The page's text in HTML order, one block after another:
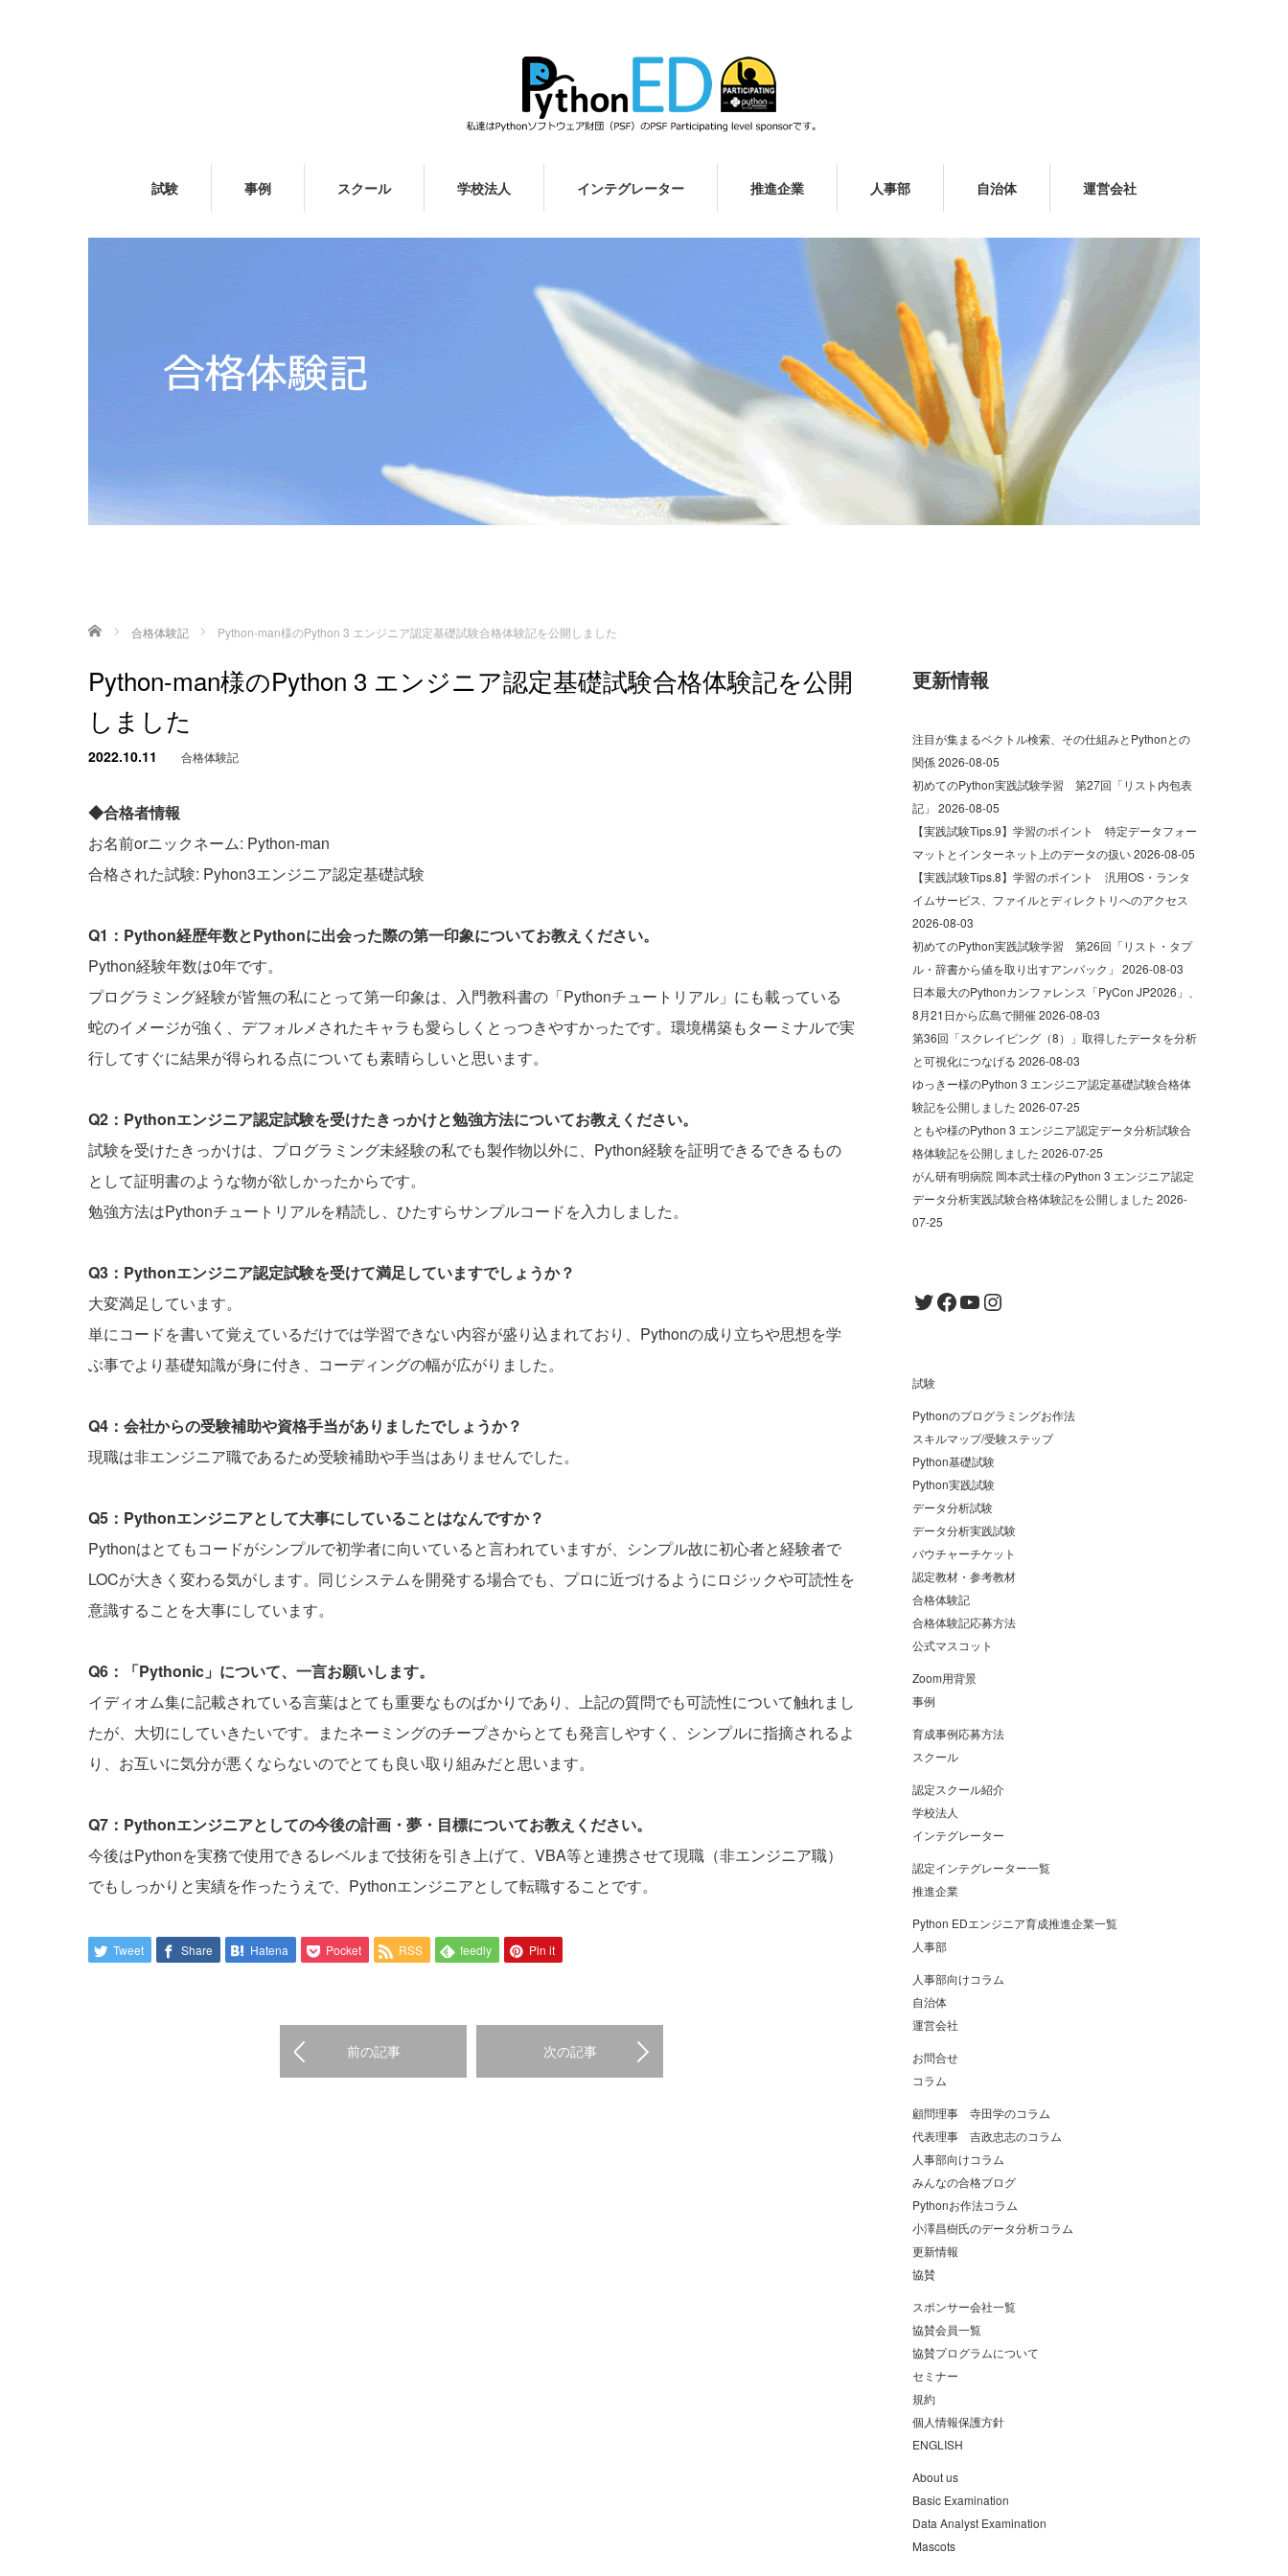
試験 事例 スクール 学校法人 インテグレーター 推進企業 人事部 自治体 運営会社
ホーム 合格体験記 Python-man様のPython 3 エンジニア認定基礎試験合格体験記を公開しました
Python-man様のPython 3 エンジニア認定基礎試験合格体験記を公開
しました
2022.10.11 合格体験記
◆合格者情報
お名前orニックネーム: Python-man
合格された試験: Pyhon3エンジニア認定基礎試験
Q1：Python経歴年数とPythonに出会った際の第一印象についてお教えください。
Python経験年数は0年です。
プログラミング経験が皆無の私にとって第一印象は、入門教科書の「Pythonチュートリアル」にも載っている
蛇のイメージが強く、デフォルメされたキャラも愛らしくとっつきやすかったです。環境構築もターミナルで実
行してすぐに結果が得られる点についても素晴らしいと思います。
Q2：Pythonエンジニア認定試験を受けたきっかけと勉強方法についてお教えください。
試験を受けたきっかけは、プログラミング未経験の私でも製作物以外に、Python経験を証明できるできるもの
として証明書のような物が欲しかったからです。
勉強方法はPythonチュートリアルを精読し、ひたすらサンプルコードを入力しました。
Q3：Pythonエンジニア認定試験を受けて満足していますでしょうか？
大変満足しています。
単にコードを書いて覚えているだけでは学習できない内容が盛り込まれており、Pythonの成り立ちや思想を学
ぶ事でより基礎知識が身に付き、コーディングの幅が広がりました。
Q4：会社からの受験補助や資格手当がありましたでしょうか？
現職は非エンジニア職であるため受験補助や手当はありませんでした。
Q5：Pythonエンジニアとして大事にしていることはなんですか？
Pythonはとてもコードがシンプルで初学者に向いていると言われていますが、シンプル故に初心者と経験者で
LOCが大きく変わる気がします。同じシステムを開発する場合でも、プロに近づけるようにロジックや可読性を
意識することを大事にしています。
Q6：「Pythonic」について、一言お願いします。
イディオム集に記載されている言葉はとても重要なものばかりであり、上記の質問でも可読性について触れまし
たが、大切にしていきたいです。またネーミングのチープさからとても発言しやすく、シンプルに指摘されるよ
り、お互いに気分が悪くならないのでとても良い取り組みだと思います。
Q7：Pythonエンジニアとしての今後の計画・夢・目標についてお教えください。
今後はPythonを実務で使用できるレベルまで技術を引き上げて、VBA等と連携させて現職（非エンジニア職）
でもしっかりと実績を作ったうえで、Pythonエンジニアとして転職することです。
Tweet Share Hatena Pocket RSS feedly Pin it
前の記事 次の記事
更新情報
注目が集まるベクトル検索、その仕組みとPythonとの
関係2026-08-05
初めてのPython実践試験学習 第27回「リスト内包表
記」 2026-08-05
【実践試験Tips.9】学習のポイント 特定データフォー
マットとインターネット上のデータの扱い2026-08-05
【実践試験Tips.8】学習のポイント 汎用OS・ランタ
イムサービス、ファイルとディレクトリへのアクセス
2026-08-03
初めてのPython実践試験学習 第26回「リスト・タプ
ル・辞書から値を取り出すアンパック」 2026-08-03
日本最大のPythonカンファレンス「PyCon JP2026」、
8月21日から広島で開催2026-08-03
第36回「スクレイピング（8）」取得したデータを分析
と可視化につなげる 2026-08-03
ゆっきー様のPython 3 エンジニア認定基礎試験合格体
験記を公開しました 2026-07-25
ともや様のPython 3 エンジニア認定データ分析試験合
格体験記を公開しました 2026-07-25
がん研有明病院 岡本武士様のPython 3 エンジニア認定
データ分析実践試験合格体験記を公開しました 2026-
07-25
Twitter
Facebook
YouTube
Instagram
試験
Pythonのプログラミングお作法
スキルマップ/受験ステップ
Python基礎試験
Python実践試験
データ分析試験
データ分析実践試験
バウチャーチケット
認定教材・参考教材
合格体験記
合格体験記応募方法
公式マスコット
Zoom用背景
事例
育成事例応募方法
スクール
認定スクール紹介
学校法人
インテグレーター
認定インテグレーター一覧
推進企業
Python EDエンジニア育成推進企業一覧
人事部
人事部向けコラム
自治体
運営会社
お問合せ
コラム
顧問理事 寺田学のコラム
代表理事 吉政忠志のコラム
人事部向けコラム
みんなの合格ブログ
Pythonお作法コラム
小澤昌樹氏のデータ分析コラム
更新情報
協賛
スポンサー会社一覧
協賛会員一覧
協賛プログラムについて
セミナー
規約
個人情報保護方針
ENGLISH
About us
Basic Examination
Data Analyst Examination
Mascots